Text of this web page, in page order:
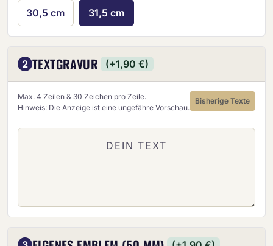
30,5 cm 31,5 cm
2 TEXTGRAVUR (+1,90 €)
Max. 4 Zeilen & 30 Zeichen pro Zeile.
Hinweis: Die Anzeige ist eine ungefähre Vorschau.
Bisherige Texte